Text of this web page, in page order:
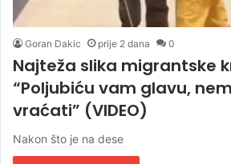
Goran Dakic prije 2 dana 0
Najteža slika migrantske
“Poljubiću vam glavu,
vraćati” (VIDEO)
Nakon što je na dese